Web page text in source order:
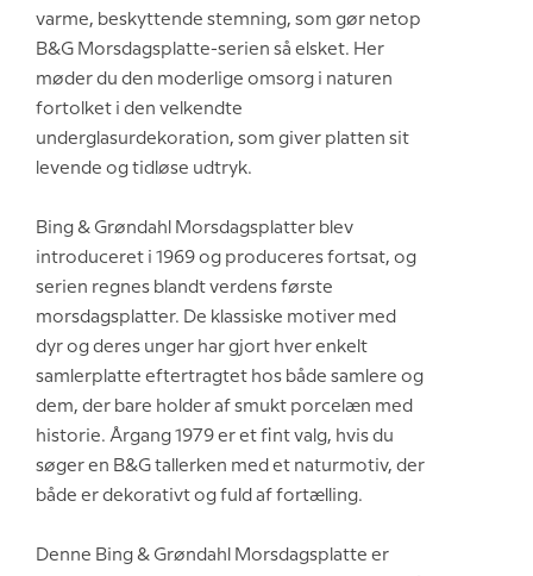
varme, beskyttende stemning, som gør netop
B&G Morsdagsplatte-serien så elsket. Her
møder du den moderlige omsorg i naturen
fortolket i den velkendte
underglasurdekoration, som giver platten sit
levende og tidløse udtryk.
Bing & Grøndahl Morsdagsplatter blev
introduceret i 1969 og produceres fortsat, og
serien regnes blandt verdens første
morsdagsplatter. De klassiske motiver med
dyr og deres unger har gjort hver enkelt
samlerplatte eftertragtet hos både samlere og
dem, der bare holder af smukt porcelæn med
historie. Årgang 1979 er et fint valg, hvis du
søger en B&G tallerken med et naturmotiv, der
både er dekorativt og fuld af fortælling.
Denne Bing & Grøndahl Morsdagsplatte er